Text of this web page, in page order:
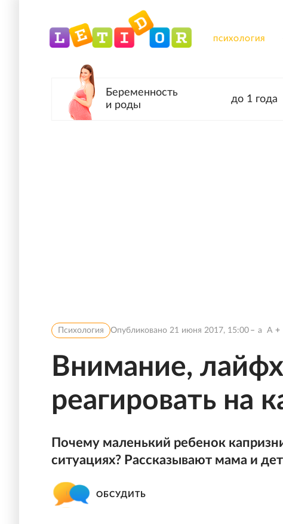
ПСИХОЛОГИЯ
Беременность
и роды
до 1 года
Психология Опубликовано 21 июня 2017, 15:00 a A
Внимание,
реагировать на
Почему маленький ребенок
ситуациях? Рассказывают мама и
ОБСУДИТЬ